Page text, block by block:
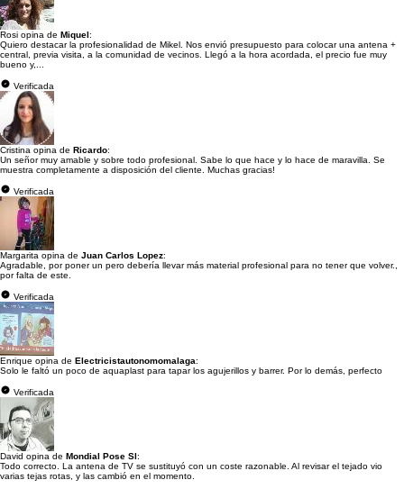
Rosi opina de Miquel:
Quiero destacar la profesionalidad de Mikel. Nos envió presupuesto para colocar una antena +
central, previa visita, a la comunidad de vecinos. Llegó a la hora acordada, el precio fue muy
bueno y,...
Verificada
Cristina opina de Ricardo:
Un señor muy amable y sobre todo profesional. Sabe lo que hace y lo hace de maravilla. Se
muestra completamente a disposición del cliente. Muchas gracias!
Verificada
Margarita opina de Juan Carlos Lopez:
Agradable, por poner un pero debería llevar más material profesional para no tener que volver.,
por falta de este.
Verificada
Enrique opina de Electricistautonomomalaga:
Solo le faltó un poco de aquaplast para tapar los agujerillos y barrer. Por lo demás, perfecto
Verificada
David opina de Mondial Pose Sl:
Todo correcto. La antena de TV se sustituyó con un coste razonable. Al revisar el tejado vio
varias tejas rotas, y las cambió en el momento.